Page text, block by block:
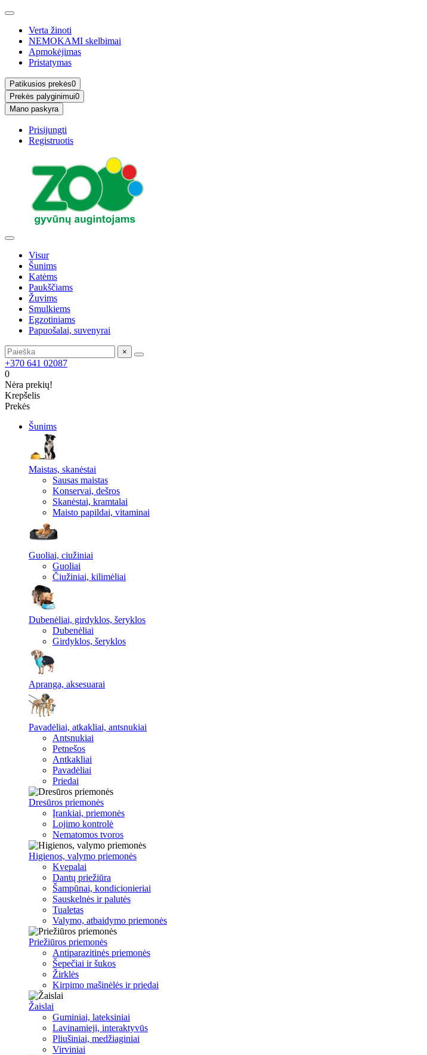
Verta žinoti
NEMOKAMI skelbimai
Apmokėjimas
Pristatymas
Patikusios prekės0
Prekės palyginimui0
Mano paskyra
Prisijungti
Registruotis
Visur
Šunims
Katėms
Paukščiams
Žuvims
Smulkiems
Egzotiniams
Papuošalai, suvenyrai
×
+370 641 02087
0
Nėra prekių!
Krepšelis
Prekės
Šunims
Maistas, skanėstai
Sausas maistas
Konservai, dešros
Skanėstai, kramtalai
Maisto papildai, vitaminai
Guoliai, ciužiniai
Guoliai
Čiužiniai, kilimėliai
Dubenėliai, girdyklos, šeryklos
Dubenėliai
Girdyklos, šeryklos
Apranga, aksesuarai
Pavadėliai, atkakliai, antsnukiai
Antsnukiai
Petnešos
Antkakliai
Pavadėliai
Priedai
Dresūros priemonės
Įrankiai, priemonės
Lojimo kontrolė
Nematomos tvoros
Higienos, valymo priemonės
Kvepalai
Dantų priežiūra
Šampūnai, kondicionieriai
Sauskelnės ir palutės
Tualetas
Valymo, atbaidymo priemonės
Priežiūros priemonės
Antiparazitinės priemonės
Šepečiai ir šukos
Žirklės
Kirpimo mašinėlės ir priedai
Žaislai
Guminiai, lateksiniai
Lavinamieji, interaktyvūs
Pliušiniai, medžiaginiai
Virviniai